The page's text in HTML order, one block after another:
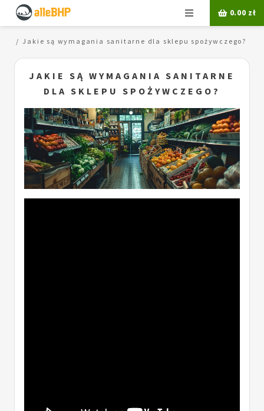
Menu 0.00 zł
Jakie są wymagania sanitarne dla sklepu spożywczego?
JAKIE SĄ WYMAGANIA SANITARNE
DLA SKLEPU SPOŻYWCZEGO?